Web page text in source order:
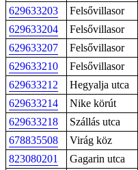
629633203
Felsővillasor
629633204
Felsővillasor
629633207
Felsővillasor
629633210
Felsővillasor
629633212
Hegyalja utca
629633214
Nike körút
629633218
Szállás utca
678835508
Virág köz
823080201
Gagarin utca